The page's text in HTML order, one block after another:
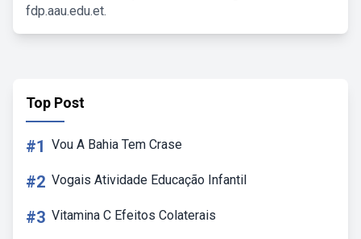
fdp.aau.edu.et.
Top Post
#1 Vou A Bahia Tem Crase
#2 Vogais Atividade Educação Infantil
#3 Vitamina C Efeitos Colaterais